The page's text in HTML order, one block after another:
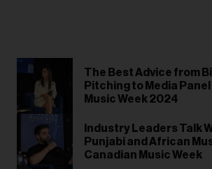
The Best Advice from
Pitching to Media
Music Week 2024
Industry Leaders Talk
Punjabi and African
Canadian Music Week